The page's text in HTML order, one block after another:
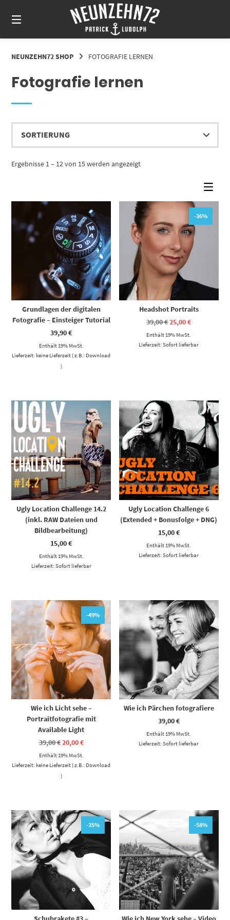
zum
Inhalt
NEUNZEHN72 SHOP FOTOGRAFIE LERNEN
Fotografie lernen
Ergebnisse 1 – 12 von 15 werden angezeigt
Grundlagen der digitalen
Fotografie – Einsteiger Tutorial
39,90€
Enthält 19% MwSt.
Lieferzeit: keine Lieferzeit ( z.B.: Download
)
-36%
Headshot Portraits
39,00€Ursprünglicher
Preis
war:
39,00 €
25,00€Aktueller
25,00 €.
Enthält 19% MwSt.
Lieferzeit: Sofort lieferbar
Ugly Location Challenge 14.2
(inkl. RAW Dateien und
Bildbearbeitung)
15,00€
Enthält 19% MwSt.
Lieferzeit: Sofort lieferbar
Ugly Location Challenge 6
(Extended + Bonusfolge + DNG)
15,00€
Enthält 19% MwSt.
Lieferzeit: Sofort lieferbar
-49%
Wie ich Licht sehe –
Portraitfotografie mit
Available Light
39,00€Ursprünglicher
Preis
war:
39,00 €
20,00€Aktueller
ist:
20,00 €.
Enthält 19% MwSt.
Lieferzeit: keine Lieferzeit ( z.B.: Download
)
Wie ich Pärchen fotografiere
39,00€
Enthält 19% MwSt.
Lieferzeit: Sofort lieferbar
-35% -58%